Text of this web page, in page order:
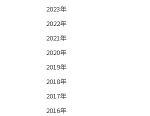
2023年
2022年
2021年
2020年
2019年
2018年
2017年
2016年